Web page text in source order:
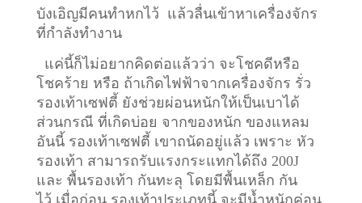
บังเอิญมีคนทำหกไว้ แล้วลื่นเข้าหาเครื่องจักร
ที่กำลังทำงาน
แค่นี้ก็ไม่อยากคิดต่อแล้วว่า จะโชคดีหรือ
โชคร้าย หรือ ถ้าเกิดไฟฟ้าจากเครื่องจักร รั่ว
รองเท้าเซฟตี้ ยังช่วยผ่อนหนักให้เป็นเบาได้
ส่วนกรณี ที่เกิดบ่อย จากของหนัก ของแหลม
อันนี้ รองเท้าเซฟตี้ เขาถนัดอยู่แล้ว เพราะ หัว
รองเท้า สามารถรับแรงกระแทกได้ถึง 200J
และ พื้นรองเท้า กันทะลุ โดยมีพื้นเหล็ก กัน
ไว้ เมื่อก่อน รองเท้าประเภทนี้ จะมีน้ำหนักค่อน